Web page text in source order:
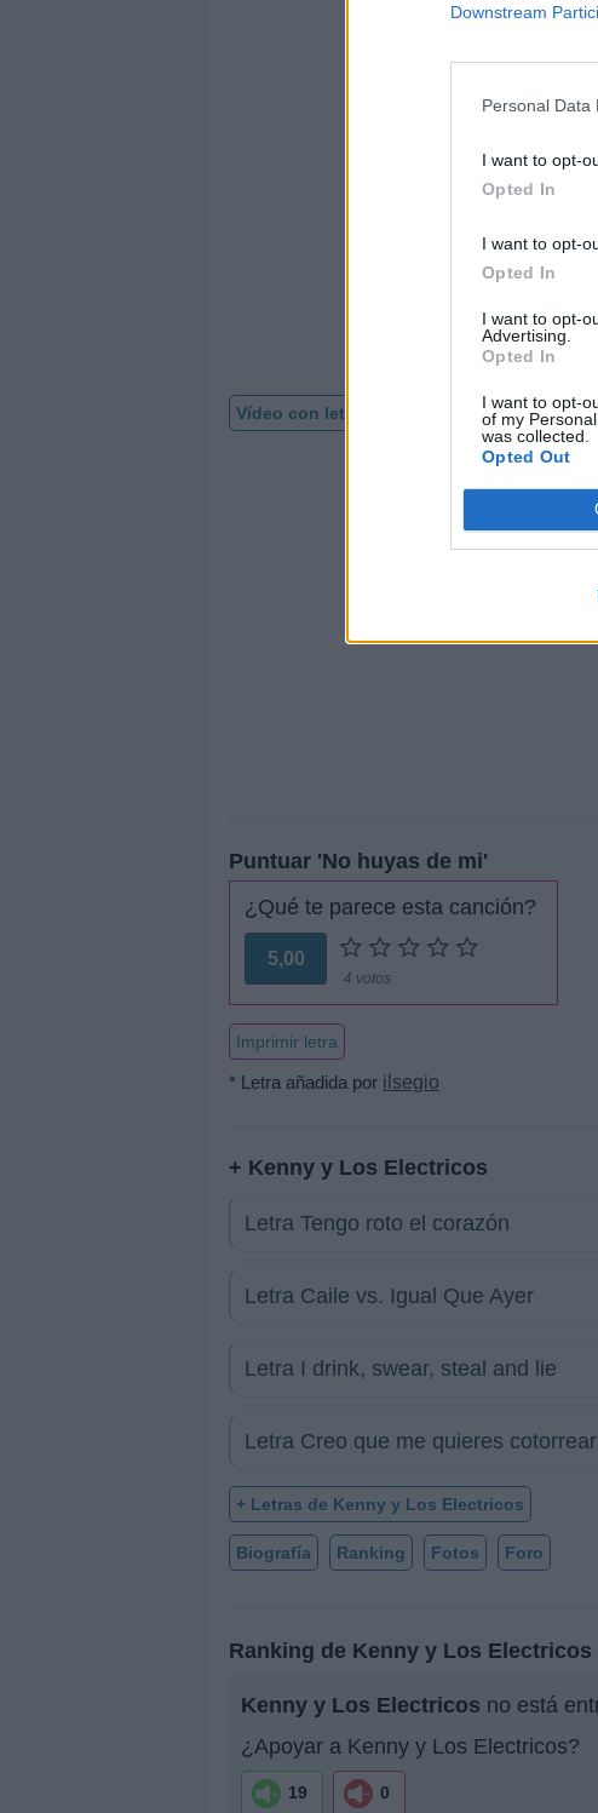
Downstream
Personal Data
I want to opt-
Opted In
I want to opt-
Opted In
I want to opt-
Advertising.
Opted In
I want to opt-
of my
was collected.
Opted Out
Vídeo con letra
Puntuar 'No huyas de mi'
¿Qué te parece esta canción?
5,00
4 votos
Imprimir letra
* Letra añadida por ilsegio
+ Kenny y Los Electricos
Letra Tengo roto el corazón
Letra Caile vs. Igual Que Ayer
Letra I drink, swear, steal and lie
Letra Creo que me quieres cotorrear
+ Letras de Kenny y Los Electricos
Biografía Ranking Fotos Foro
Ranking de Kenny y Los Electricos
Kenny y Los Electricos no está
¿Apoyar a Kenny y Los Electricos?
19 0